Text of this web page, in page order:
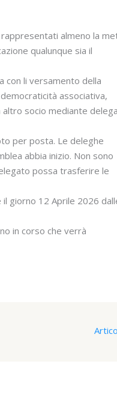
almeno la
qualunque sia il
con li versamento della
associativa,
socio mediante delega
per posta. Le deleghe
abbia inizio. Non sono
possa trasferire le
giorno 12 Aprile 2026
in corso che verrà